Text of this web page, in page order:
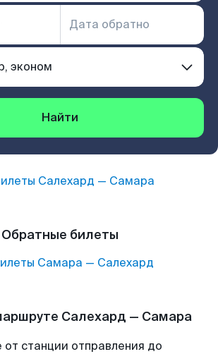
Найти
Салехард — Самара
Обратные билеты
Самара — Салехард
Салехард — Самара
от станции отправления до